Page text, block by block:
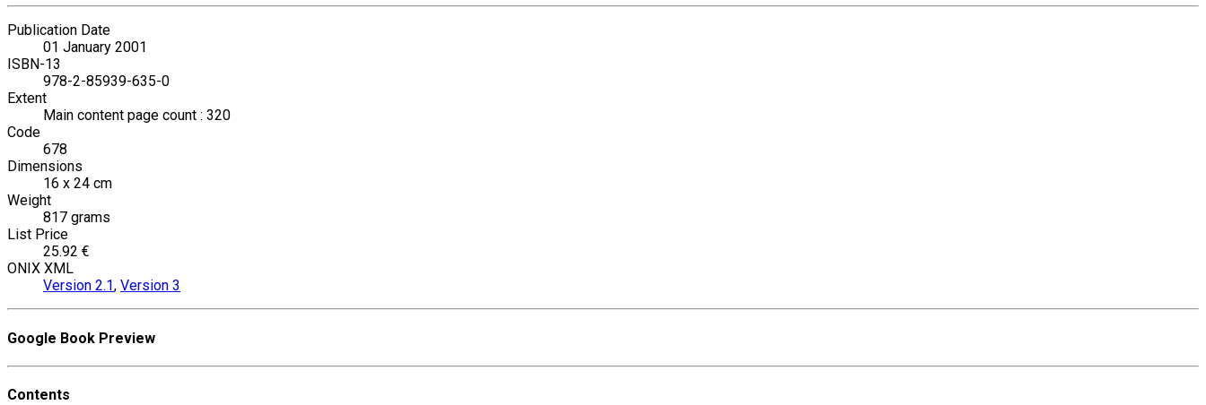
Publication Date
01 January 2001
ISBN-13
978-2-85939-635-0
Extent
Main content page count : 320
Code
678
Dimensions
16 x 24 cm
Weight
817 grams
List Price
25.92 €
ONIX XML
Version 2.1, Version 3
Google Book Preview
Contents